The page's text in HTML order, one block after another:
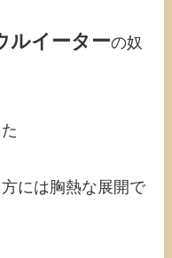
ルイーターの奴
には胸熱な展開で